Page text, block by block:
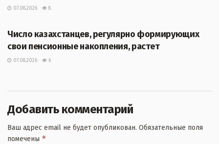
07.08.2026
8
Число казахстанцев, регулярно формирующих
свои пенсионные накопления, растет
07.08.2026 6
Добавить комментарий
Ваш адрес email не будет опубликован. Обязательные поля
помечены *